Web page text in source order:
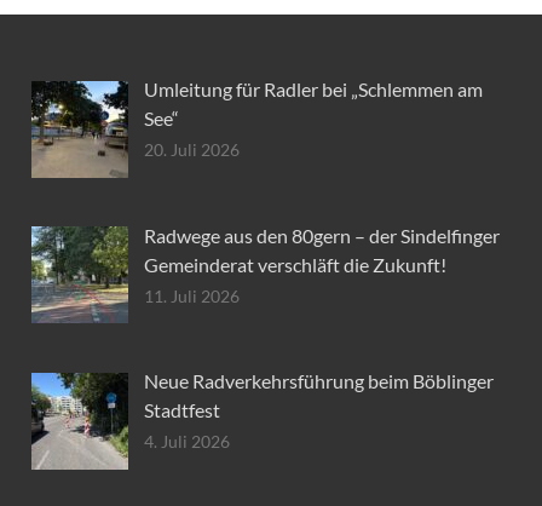
Umleitung für Radler bei „Schlemmen am
See“
20. Juli 2026
Radwege aus den 80gern – der Sindelfinger
Gemeinderat verschläft die Zukunft!
11. Juli 2026
Neue Radverkehrsführung beim Böblinger
Stadtfest
4. Juli 2026